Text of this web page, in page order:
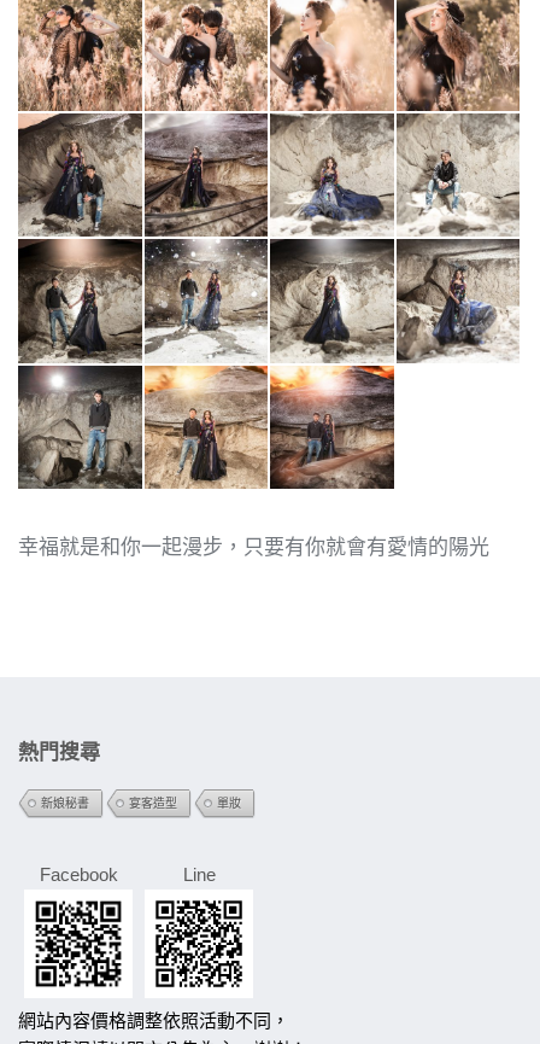
幸福就是和你一起漫步，只要有你就會有愛情的陽光
熱門搜尋
新娘秘書 宴客造型 單妝
Facebook Line
網站內容價格調整依照活動不同，